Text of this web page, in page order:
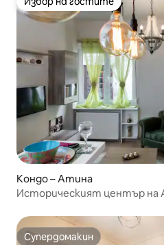
Избор на гостите
Кондо – Атина
Историческият център на
Супердомакин